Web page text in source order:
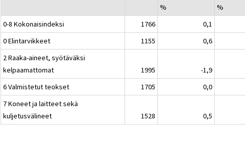
%
%
0-8 Kokonaisindeksi
1766
0,1
0 Elintarvikkeet
1155
0,6
2 Raaka-aineet, syötäväksi
kelpaamattomat
1995
-1,9
6 Valmistetut teokset
1705
0,0
7 Koneet ja laitteet sekä
kuljetusvälineet
1528 0,5